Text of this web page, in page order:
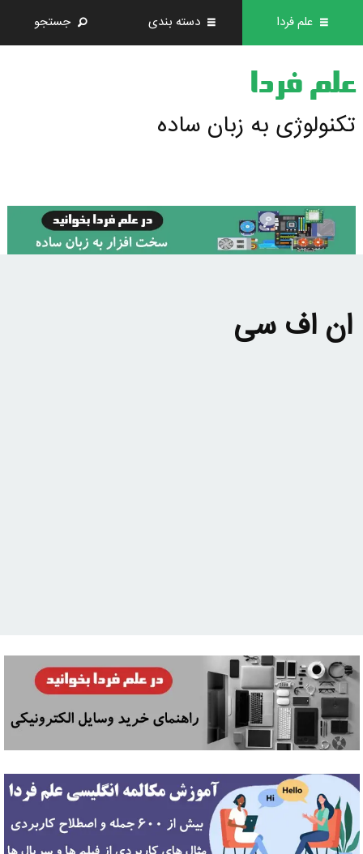
علم فردا دسته بندی جستجو
علم فردا
تکنولوژی به زبان ساده
ان اف سی